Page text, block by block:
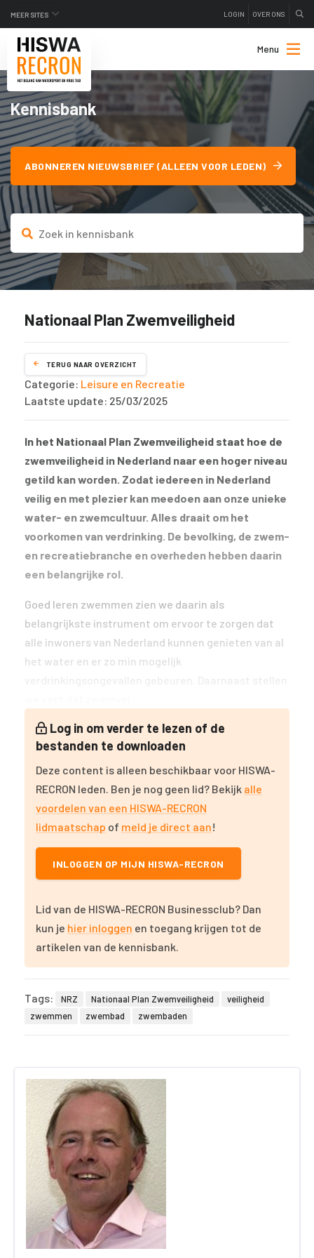
MEER SITES LOGIN OVER ONS
Menu
Kennisbank
ABONNEREN NIEUWSBRIEF (ALLEEN VOOR LEDEN)
Nationaal Plan Zwemveiligheid
TERUG NAAR OVERZICHT
Categorie: Leisure en Recreatie
Laatste update: 25/03/2025
In het Nationaal Plan Zwemveiligheid staat hoe de
zwemveiligheid in Nederland naar een hoger niveau
getild kan worden. Zodat iedereen in Nederland
veilig en met plezier kan meedoen aan onze unieke
water- en zwemcultuur. Alles draait om het
voorkomen van verdrinking. De bevolking, de zwem-
en recreatiebranche en overheden hebben daarin
een belangrijke rol.
Goed leren zwemmen zien we daarin als
belangrijkste instrument om ervoor te zorgen dat
alle inwoners van Nederland kunnen genieten van al
het water en er zo min mogelijk
Log in om verder te lezen of de
bestanden te downloaden
Deze content is alleen beschikbaar voor HISWA-
RECRON leden. Ben je nog geen lid? Bekijk alle
voordelen van een HISWA-RECRON
lidmaatschap of meld je direct aan!
INLOGGEN OP MIJN HISWA-RECRON
Lid van de HISWA-RECRON Businessclub? Dan
kun je hier inloggen en toegang krijgen tot de
artikelen van de kennisbank.
Tags: NRZ Nationaal Plan Zwemveiligheid
veiligheid
zwemmen
zwembad zwembaden